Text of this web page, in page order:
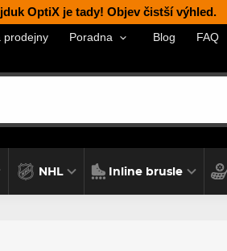
OptiX je tady! Objev čistší výhled.
prodejny Poradna Blog FAQ
NHL Inline brusle